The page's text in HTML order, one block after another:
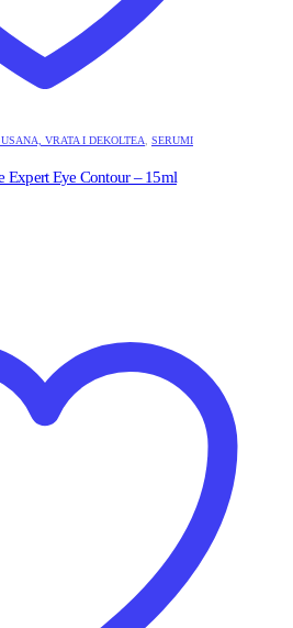
VRATA I DEKOLTEA SERUMI
Expert Eye Contour – 15ml